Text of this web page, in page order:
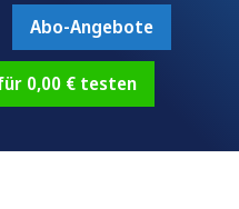
Abo-Angebote
0,00 € testen